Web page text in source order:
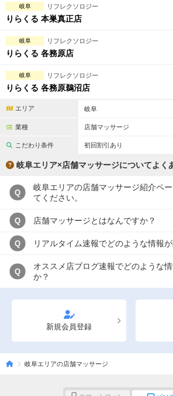
岐阜 リフレクソロジー
りらくる 本巣真正店
岐阜 リフレクソロジー
りらくる 各務原店
岐阜 リフレクソロジー
りらくる 各務原鵜沼店
エリア 岐阜
業種 店舗マッサージ
こだわり条件 初回割引あり
岐阜エリア×店舗マッサージについてよく
Q
岐阜エリアの店舗マッサージ紹介ペ
てください。
Q 店舗マッサージとはなんですか？
Q リアルタイム速報でどのような情報
Q
オススメ店ブログ速報でどのような
か？
新規会員登録
岐阜エリアの店舗マッサージ